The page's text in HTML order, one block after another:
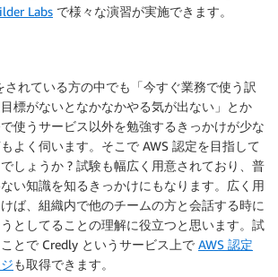
Labs で様々な演習が実施できます。
されている方の中でも「今すぐ業務で使う訳
標がないとなかなかやる気が出ない」とか
で使うサービス以外を勉強するきっかけが少な
よく伺います。そこで AWS 認定を目指して
しょうか ? 試験も幅広く用意されており、普
い知識を知るきっかけにもなります。広く用
ば、組織内で他のチームの方と会話する時に
としてることの理解に役立つと思います。試
とで Credly というサービス上で AWS 認定
も取得できます。